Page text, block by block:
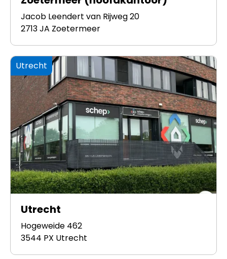
Jacob Leendert van Rijweg 20
2713 JA Zoetermeer
Utrecht
Utrecht
Hogeweide 462
3544 PX Utrecht